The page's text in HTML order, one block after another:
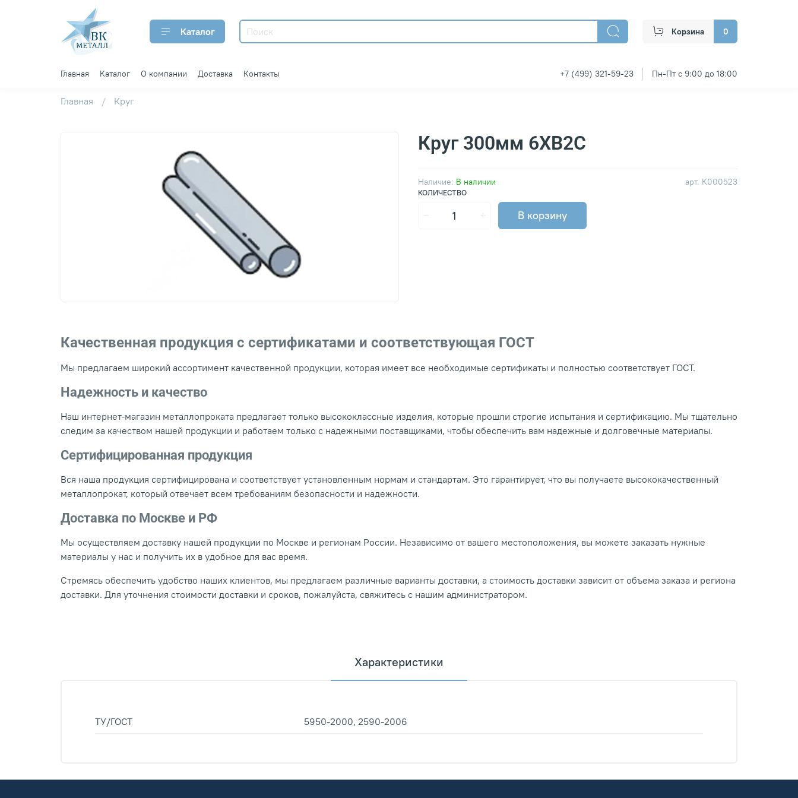
Каталог Корзина 0
Главная Каталог О компании Доставка Контакты +7 (499) 321-59-23 Пн-Пт с 9:00 до 18:00
Главная Круг
арт. К000523
Наличие: В наличии
Круг 300мм 6ХВ2С
КОЛИЧЕСТВО
В корзину
Качественная продукция с сертификатами и соответствующая ГОСТ
Мы предлагаем широкий ассортимент качественной продукции, которая имеет все необходимые сертификаты и полностью соответствует ГОСТ.
Надежность и качество
Наш интернет-магазин металлопроката предлагает только высококлассные изделия, которые прошли строгие испытания и сертификацию. Мы тщательно
следим за качеством нашей продукции и работаем только с надежными поставщиками, чтобы обеспечить вам надежные и долговечные материалы.
Сертифицированная продукция
Вся наша продукция сертифицирована и соответствует установленным нормам и стандартам. Это гарантирует, что вы получаете высококачественный
металлопрокат, который отвечает всем требованиям безопасности и надежности.
Доставка по Москве и РФ
Мы осуществляем доставку нашей продукции по Москве и регионам России. Независимо от вашего местоположения, вы можете заказать нужные
материалы у нас и получить их в удобное для вас время.
Стремясь обеспечить удобство наших клиентов, мы предлагаем различные варианты доставки, а стоимость доставки зависит от объема заказа и региона
доставки. Для уточнения стоимости доставки и сроков, пожалуйста, свяжитесь с нашим администратором.
Характеристики
ТУ/ГОСТ 5950-2000, 2590-2006